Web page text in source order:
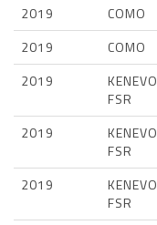
2019
COMO
2019
COMO
2019
KENEVO
FSR
2019
KENEVO
FSR
2019
KENEVO
FSR